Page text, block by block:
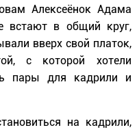
Алексеёнок Адама
встают в общий круг,
вверх свой платок,
с которой хотели
пары для кадрили и
на кадрили,